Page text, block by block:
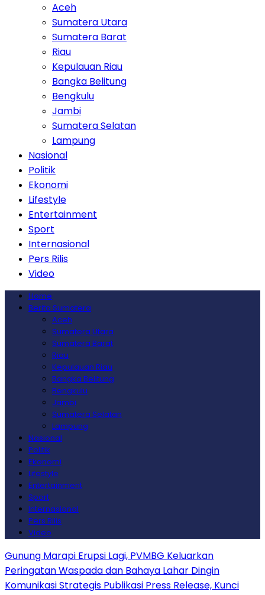
Aceh
Sumatera Utara
Sumatera Barat
Riau
Kepulauan Riau
Bangka Belitung
Bengkulu
Jambi
Sumatera Selatan
Lampung
Nasional
Politik
Ekonomi
Lifestyle
Entertainment
Sport
Internasional
Pers Rilis
Video
Home
Berita Sumatera
Aceh
Sumatera Utara
Sumatera Barat
Riau
Kepulauan Riau
Bangka Belitung
Bengkulu
Jambi
Sumatera Selatan
Lampung
Nasional
Politik
Ekonomi
Lifestyle
Entertainment
Sport
Internasional
Pers Rilis
Video
Gunung Marapi Erupsi Lagi, PVMBG Keluarkan
Peringatan Waspada dan Bahaya Lahar Dingin
Komunikasi Strategis Publikasi Press Release, Kunci